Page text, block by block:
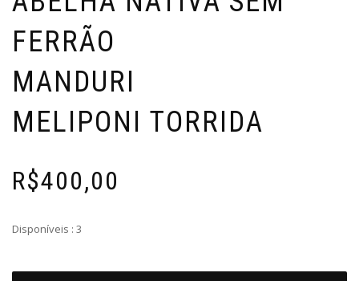
FERRÃO
MANDURI
MELIPONI TORRIDA
R$400,00
Disponíveis : 3